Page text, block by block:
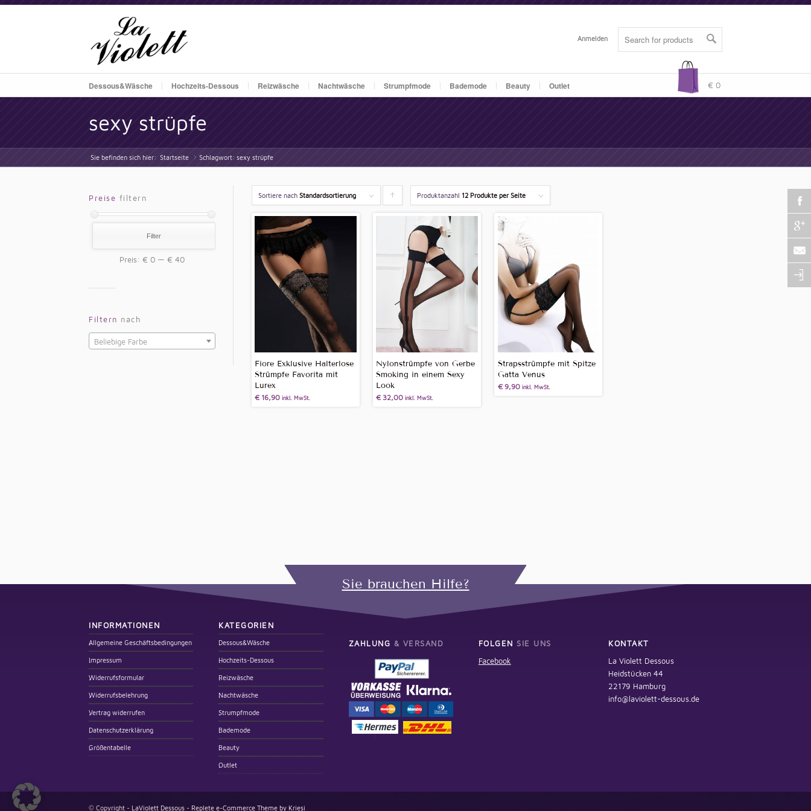
Anmelden
Dessous&Wäsche Hochzeits-Dessous Reizwäsche Nachtwäsche Strumpfmode Bademode Beauty Outlet € 0
sexy strüpfe
Sie befinden sich hier: Startseite »
Schlagwort: sexy strüpfe
Sortiere nach Standardsortierung Klicken
Produkte
aufsteigend
sortieren
Produktanzahl 12 Produkte per Seite
Fiore Exklusive Halterlose
Strümpfe Favorita mit
Lurex
€ 16,90 inkl. MwSt.
Nylonstrümpfe von Gerbe
Smoking in einem Sexy
Look
€ 32,00 inkl. MwSt.
Strapsstrümpfe mit Spitze
Gatta Venus
€9,90 inkl. MwSt.
Preise filtern
Filter
Preis: € 0 — € 40
Filtern nach
Beliebige Farbe
Sie brauchen Hilfe?
INFORMATIONEN
Allgemeine Geschäftsbedingungen
Impressum
Widerrufsformular
Widerrufsbelehrung
Vertrag widerrufen
Datenschutzerklärung
Größentabelle
KATEGORIEN
Dessous&Wäsche
Hochzeits-Dessous
Reizwäsche
Nachtwäsche
Strumpfmode
Bademode
Beauty
Outlet
ZAHLUNG & VERSAND FOLGEN SIE UNS
Facebook
KONTAKT
La Violett Dessous
Heidstücken 44
22179 Hamburg
info@laviolett-dessous.de
© Copyright - LaViolett Dessous - Replete e-Commerce Theme by Kriesi